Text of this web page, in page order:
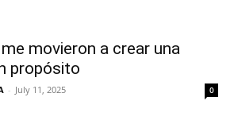
movieron a crear una
propósito
- July 11, 2025 0